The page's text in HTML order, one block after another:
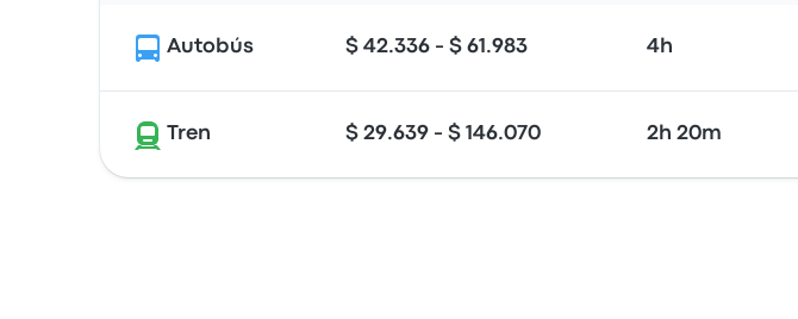
Autobús $ 42.336 - $ 61.983 4h
Tren $ 29.639 - $ 146.070 2h 20m